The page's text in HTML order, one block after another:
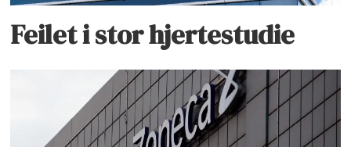
Feilet i stor hjertestudie